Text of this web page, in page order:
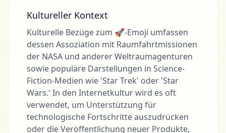
Kultureller Kontext
Kulturelle Bezüge zum 🚀-Emoji umfassen
dessen Assoziation mit Raumfahrtmissionen
der NASA und anderer Weltraumagenturen
sowie populäre Darstellungen in Science-
Fiction-Medien wie 'Star Trek' oder 'Star
Wars.' In den Internetkultur wird es oft
verwendet, um Unterstützung für
technologische Fortschritte auszudrücken
oder die Veröffentlichung neuer Produkte,